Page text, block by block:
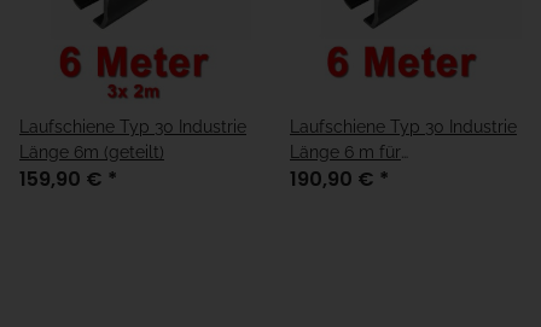
Laufschiene Typ 30 Industrie
Länge 6m (geteilt)
159,90 € *
Laufschiene Typ 30 Industrie
Länge 6 m für
Röhrenlaufwerk
190,90 € *